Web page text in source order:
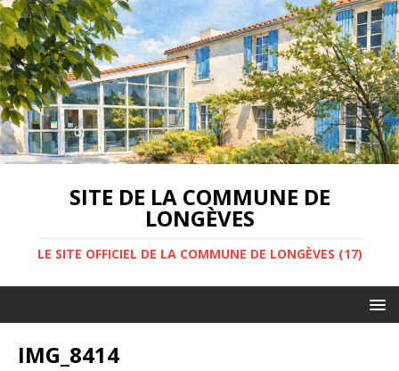
SITE DE LA COMMUNE DE
LONGÈVES
LE SITE OFFICIEL DE LA COMMUNE DE LONGÈVES (17)
IMG_8414